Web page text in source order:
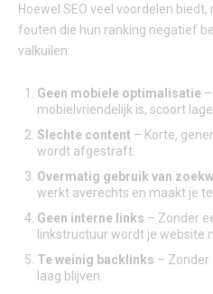
Hoewel SEO veel voordelen
fouten die hun ranking negatief
valkuilen:
Geen mobiele optimalisatie
mobielvriendelijk is, scoort
Slechte content – Korte,
wordt afgestraft.
Overmatig gebruik van
werkt averechts en maakt je
Geen interne links – Zonder
linkstructuur wordt je website
Te weinig backlinks – Zonder
laag blijven.